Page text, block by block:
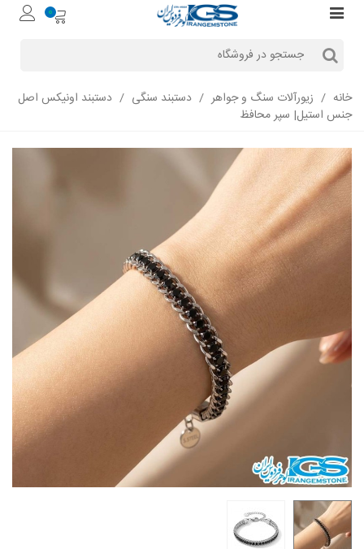
0
خانه / زیورآلات سنگ و جواهر / دستبند سنگی / دستبند اونیکس اصل
جنس استیل| سپر محافظ